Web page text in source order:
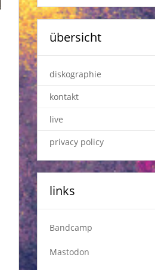
übersicht
diskographie
kontakt
live
privacy policy
links
Bandcamp
Mastodon